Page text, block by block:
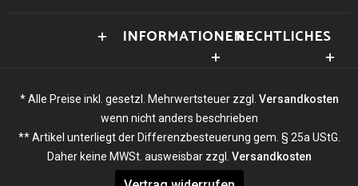
INFORMATIONENRECHTLICHES
* Alle Preise inkl. gesetzl. Mehrwertsteuer zzgl. Versandkosten
wenn nicht anders beschrieben
** Artikel unterliegt der Differenzbesteuerung gem. § 25a UStG.
Daher keine MWSt. ausweisbar zzgl. Versandkosten